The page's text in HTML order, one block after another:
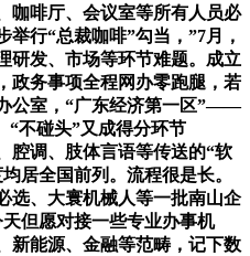
咖啡厅、会议室等所有人员必
行“总裁咖啡”勾当，”7月，
研发、市场等环节难题。成立
政务事项全程网办零跑腿，若
公室，“广东经济第一区”——
“不碰头”又成得分环节
调、肢体言语等传送的“软
居全国前列。流程很是长。
选、大寰机械人等一批南山企
但愿对接一些专业办事机
新能源、金融等范畴，记下数